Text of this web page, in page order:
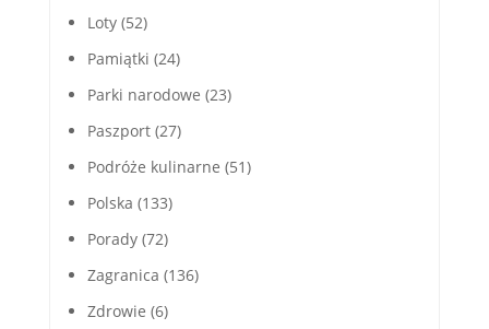
Loty(52)
Pamiątki (24)
Parki narodowe (23)
Paszport(27)
Podróże kulinarne (51)
Polska (133)
Porady(72)
Zagranica (136)
Zdrowie (6)